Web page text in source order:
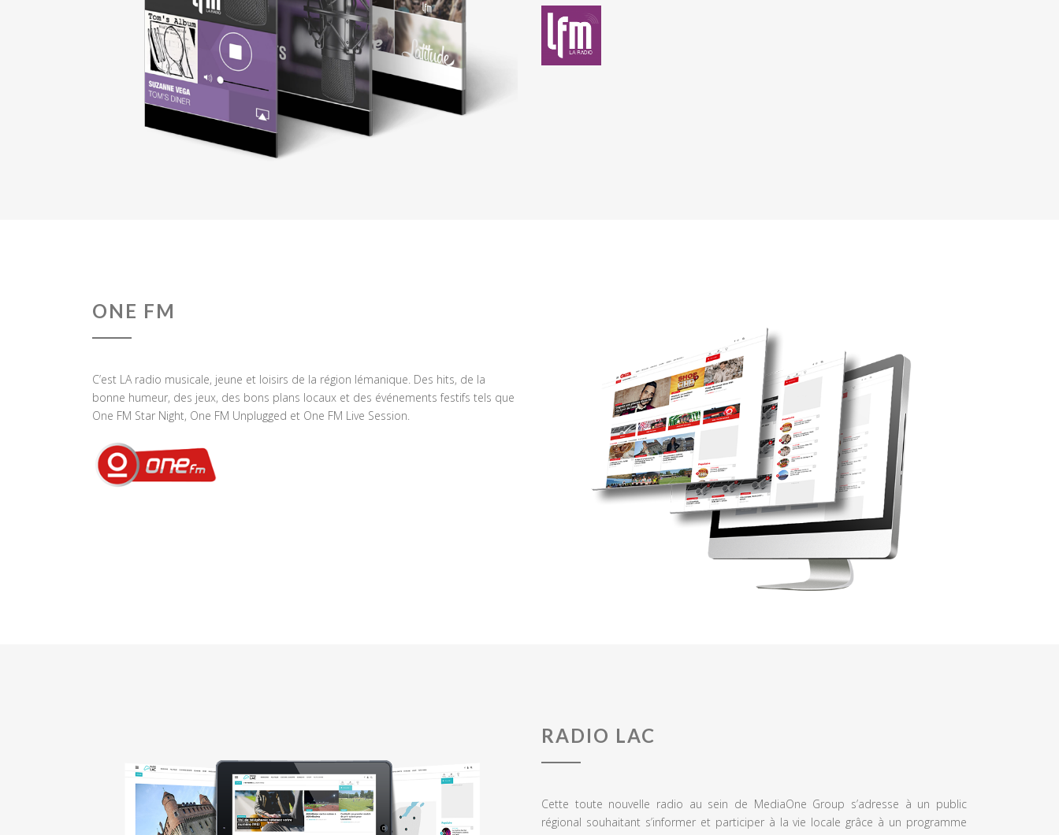
ONE FM
C’est LA radio musicale, jeune et loisirs de la région lémanique. Des hits, de la
bonne humeur, des jeux, des bons plans locaux et des événements festifs tels que
One FM Star Night, One FM Unplugged et One FM Live Session.
RADIO LAC
Cette toute nouvelle radio au sein de MediaOne Group s’adresse à un public
régional souhaitant s’informer et participer à la vie locale grâce à un programme